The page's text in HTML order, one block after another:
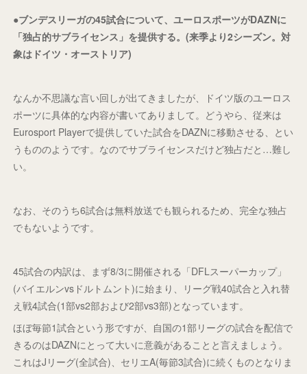
●ブンデスリーガの45試合について、ユーロスポーツがDAZNに
「独占的サブライセンス」を提供する。(来季より2シーズン。対
象はドイツ・オーストリア)
なんか不思議な言い回しが出てきましたが、ドイツ版のユーロス
ポーツに具体的な内容が書いてありまして。どうやら、従来は
Eurosport Playerで提供していた試合をDAZNに移動させる、とい
うもののようです。なのでサブライセンスだけど独占だと…難し
い。
なお、そのうち6試合は無料放送でも観られるため、完全な独占
でもないようです。
45試合の内訳は、まず8/3に開催される「DFLスーパーカップ」
(バイエルンvsドルトムント)に始まり、リーグ戦40試合と入れ替
え戦4試合(1部vs2部および2部vs3部)となっています。
ほぼ毎節1試合という形ですが、自国の1部リーグの試合を配信で
きるのはDAZNにとって大いに意義があることと言えましょう。
これはJリーグ(全試合)、セリエA(毎節3試合)に続くものとなりま